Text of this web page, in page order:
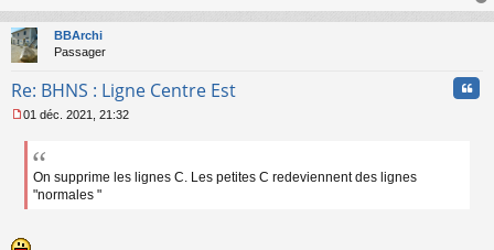
a
g
e
o
l
au
BBArchi
Passager
Re: BHNS : Ligne Centre Est
e
g
n
01 déc. 2021, 21:32
On supprime les lignes C. Les petites C redeviennent des lignes
"normales "